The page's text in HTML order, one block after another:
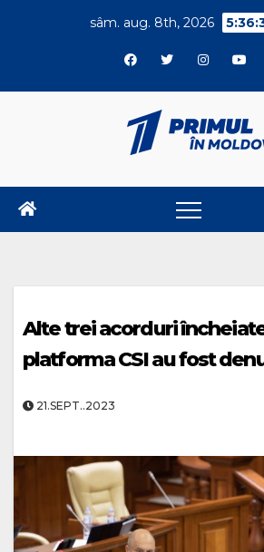
sâm. aug. 8th, 2026
Alte trei acorduri
platforma CSI au fost
21.SEPT..2023